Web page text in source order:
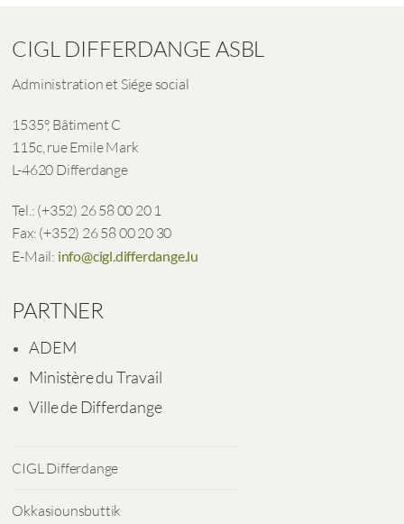
CIGL DIFFERDANGE ASBL
Administration et Siége social
1535°, Bâtiment C
115c, rue Emile Mark
L-4620 Differdange
Tel.: (+352) 26 58 00 20 1
Fax: (+352) 26 58 00 20 30
E-Mail: info@cigl.differdange.lu
PARTNER
ADEM
Ministère du Travail
Ville de Differdange
CIGL Differdange
Okkasiounsbuttik